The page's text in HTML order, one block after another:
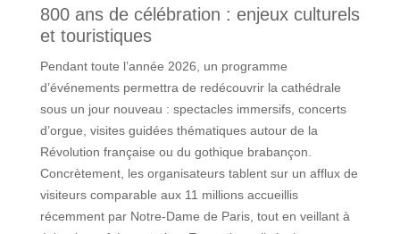
800 ans de célébration : enjeux culturels
et touristiques
Pendant toute l’année 2026, un programme
d’événements permettra de redécouvrir la cathédrale
sous un jour nouveau : spectacles immersifs, concerts
d’orgue, visites guidées thématiques autour de la
Révolution française ou du gothique brabançon.
Concrètement, les organisateurs tablent sur un afflux de
visiteurs comparable aux 11 millions accueillis
récemment par Notre-Dame de Paris, tout en veillant à